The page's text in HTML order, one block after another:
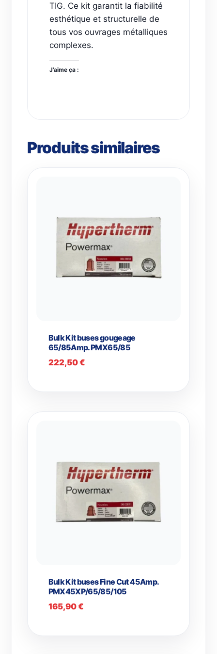
TIG. Ce kit garantit la fiabilité
esthétique et structurelle de
tous vos ouvrages métalliques
complexes.
J’aime ça :
Produits similaires
Bulk Kit buses gougeage
65/85Amp. PMX65/85
222,50€
Bulk Kit buses Fine Cut 45Amp.
PMX45XP/65/85/105
165,90€